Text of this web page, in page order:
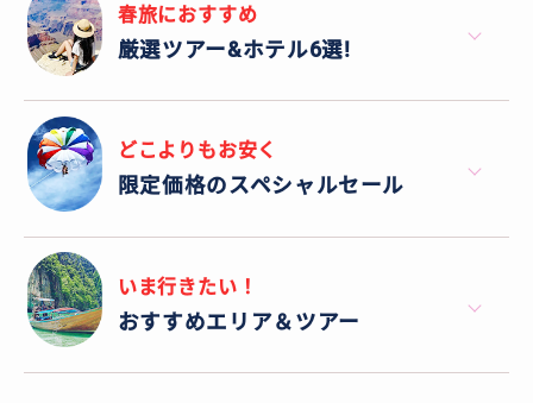
春旅におすすめ
厳選ツアー&ホテル6選!
どこよりもお安く
限定価格のスペシャルセール
いま行きたい！
おすすめエリア＆ツアー